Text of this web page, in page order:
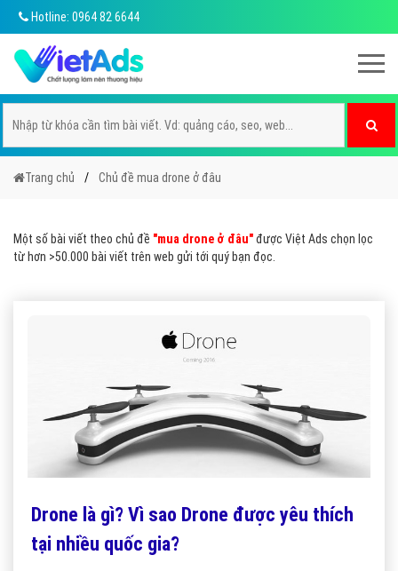
Hotline: 0964 82 6644
Trang chủ Chủ đề mua drone ở đâu
Một số bài viết theo chủ đề "mua drone ở đâu"được Việt Ads chọn lọc
từ hơn >50.000 bài viết trên web gửi tới quý bạn đọc.
Drone là gì? Vì sao Drone được yêu thích
tại nhiều quốc gia?